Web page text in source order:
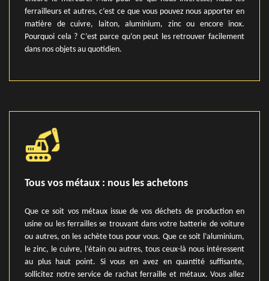
ferrailleurs et autres, c’est ce que vous pouvez nous apporter en
matière de cuivre, laiton, aluminium, zinc ou encore inox.
Pourquoi cela ? C’est parce qu’on peut les retrouver facilement
dans nos objets au quotidien.
Tous vos métaux : nous les achetons
Que ce soit vos métaux issue de vos déchets de production en
usine ou les ferrailles se trouvant dans votre batterie de voiture
ou autres, on les achète tous pour vous. Que ce soit l’aluminium,
le zinc, le cuivre, l’étain ou autres, tous ceux-là nous intéressent
au plus haut point. Si vous en avez en quantité suffisante,
sollicitez notre service de rachat ferraille et métaux. Vous allez